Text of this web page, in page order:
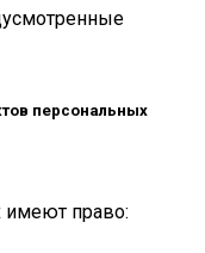
персональных
имеют право: